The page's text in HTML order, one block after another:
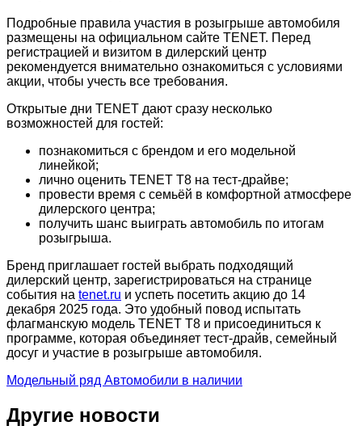
Подробные правила участия в розыгрыше автомобиля
размещены на официальном сайте TENET. Перед
регистрацией и визитом в дилерский центр
рекомендуется внимательно ознакомиться с условиями
акции, чтобы учесть все требования.
Открытые дни TENET дают сразу несколько
возможностей для гостей:
познакомиться с брендом и его модельной
линейкой;
лично оценить TENET T8 на тест-драйве;
провести время с семьёй в комфортной атмосфере
дилерского центра;
получить шанс выиграть автомобиль по итогам
розыгрыша.
Бренд приглашает гостей выбрать подходящий
дилерский центр, зарегистрироваться на странице
события на tenet.ru и успеть посетить акцию до 14
декабря 2025 года. Это удобный повод испытать
флагманскую модель TENET T8 и присоединиться к
программе, которая объединяет тест-драйв, семейный
досуг и участие в розыгрыше автомобиля.
Модельный ряд Автомобили в наличии
Другие новости